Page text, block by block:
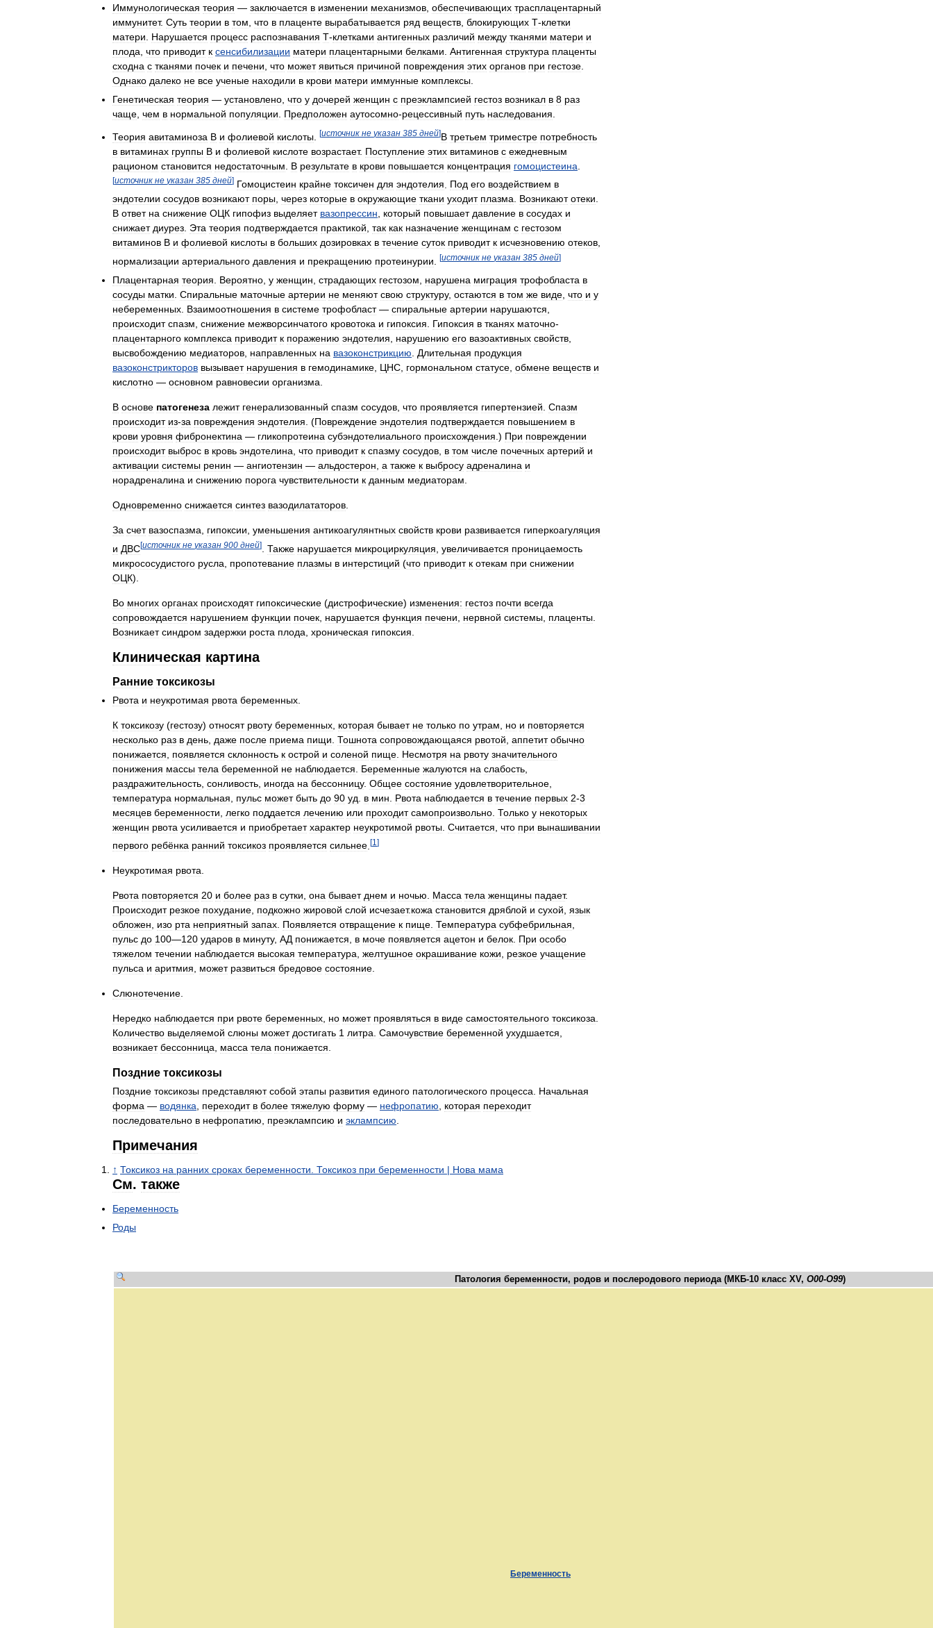
Иммунологическая теория — заключается в изменении механизмов обеспечивающих трасплацентарный
иммунитет. Суть теории в том что в плаценте вырабатывается ряд веществ блокирующих Т-клетки
матери
Нарушается процесс распознавания Т-клетками антигенных различий между тканями матери и
плода что приводит к сенсибилизации матери плацентарными белками Антигенная структура плаценты
сходна с тканями почек и печени что может явиться причиной повреждения этих органов при гестозе
Однако далеко не все ученые находили в крови матери иммунные комплексы
Генетическая теория — установлено что у дочерей женщин с преэклампсией гестоз возникал в 8 раз
чаще чем в нормальной популяции Предположен аутосомно-рецессивный путь наследования
Теория авитаминоза В и фолиевой кислоты [источник не указан 385 дней]В третьем триместре потребность
в витаминах группы В и фолиевой кислоте возрастает. Поступление этих витаминов с ежедневным
рационом становится недостаточным В результате в крови повышается концентрация гомоцистеина
[источник не указан 385 дней] Гомоцистеин крайне токсичен для эндотелия Под его воздействием в
эндотелии сосудов возникают поры, через которые в окружающие ткани уходит плазма. Возникают отеки.
В ответ на снижение ОЦК гипофиз выделяет вазопрессин, который повышает давление в сосудах и
снижает диурез. Эта теория подтверждается практикой, так как назначение женщинам с гестозом
витаминов В и фолиевой кислоты в больших дозировках в течение суток приводит к исчезновению отеков,
нормализации артериального давления и прекращению протеинурии [источник не указан 385 дней]
Плацентарная теория Вероятно у женщин страдающих гестозом нарушена миграция трофобласта в
сосуды матки Спиральные маточные артерии не меняют свою структуру, остаются в том же виде что и у
небеременных Взаимоотношения в системе трофобласт— спиральные артерии нарушаются
происходит спазм снижение межворсинчатого кровотока и гипоксия Гипоксия в тканях маточно-
плацентарного комплекса приводит к поражению эндотелия нарушению его вазоактивных свойств
высвобождению медиаторов направленных на вазоконстрикцию Длительная продукция
вазоконстрикторов вызывает нарушения в гемодинамике ЦНС гормональном статусе обмене веществ и
кислотно — основном равновесии организма
В основе патогенеза лежит генерализованный спазм сосудов что проявляется гипертензией Спазм
происходит из-за повреждения эндотелия . (Повреждение эндотелия подтверждается повышением в
крови уровня фибронектина — гликопротеина субэндотелиального происхождения .) При повреждении
происходит выброс в кровь эндотелина что приводит к спазму сосудов в том числе почечных артерий и
активации системы ренин — ангиотензин — альдостерон а также к выбросу адреналина и
норадреналина и снижению порога чувствительности к данным медиаторам
Одновременно снижается синтез вазодилататоров
За счет вазоспазма гипоксии уменьшения антикоагулянтных свойств крови развивается гиперкоагуляция
и ДВС[источник не указан 900 дней] Также нарушается микроциркуляция увеличивается проницаемость
микрососудистого русла пропотевание плазмы в интерстиций (что приводит к отекам при снижении
ОЦК).
Во многих органах происходят гипоксические (дистрофические) изменения: гестоз почти всегда
сопровождается нарушением функции почек нарушается функция печени нервной системы плаценты
Возникает синдром задержки роста плода хроническая гипоксия
Клиническая картина
Ранние токсикозы
Рвота и неукротимая рвота беременных
К токсикозу (гестозу) относят рвоту беременных которая бывает не только по утрам но и повторяется
несколько раз в день даже после приема пищи Тошнота сопровождающаяся рвотой аппетит обычно
понижается
появляется склонность к острой и соленой пище Несмотря на рвоту значительного
понижения массы тела беременной не наблюдается Беременные жалуются на слабость
раздражительность сонливость иногда на бессонницу. Общее состояние удовлетворительное
температура нормальная пульс может быть до 90 уд в мин Рвота наблюдается в течение первых 2-3
месяцев беременности легко поддается лечению или проходит самопроизвольно Только у некоторых
женщин рвота усиливается и приобретает характер неукротимой рвоты Считается что при вынашивании
первого ребёнка ранний токсикоз проявляется сильнее [1 ]
Неукротимая рвота.
Рвота повторяется 20 и более раз в сутки, она бывает днем и ночью. Масса тела женщины падает.
Происходит резкое похудание, подкожно жировой слой исчезает.кожа становится дряблой и сухой, язык
обложен, изо рта неприятный запах. Появляется отвращение к пище. Температура субфебрильная,
пульс до 100—120 ударов в минуту, АД понижается, в моче появляется ацетон и белок. При особо
тяжелом течении наблюдается высокая температура, желтушное окрашивание кожи, резкое учащение
пульса и аритмия, может развиться бредовое состояние.
Слюнотечение.
Нередко наблюдается при рвоте беременных, но может проявляться в виде самостоятельного токсикоза.
Количество выделяемой слюны может достигать 1 литра. Самочувствие беременной ухудшается,
возникает бессонница, масса тела понижается.
Поздние токсикозы
Поздние токсикозы представляют собой этапы развития единого патологического процесса. Начальная
форма — водянка, переходит в более тяжелую форму — нефропатию, которая переходит
последовательно в нефропатию, преэклампсию и эклампсию.
Примечания
↑ Токсикоз на ранних сроках беременности. Токсикоз при беременности | Нова мама
См. также
Беременность
Роды
Патология беременности, родов и послеродового периода(МКБ-10 класс XV, О00-О99)
Беременность